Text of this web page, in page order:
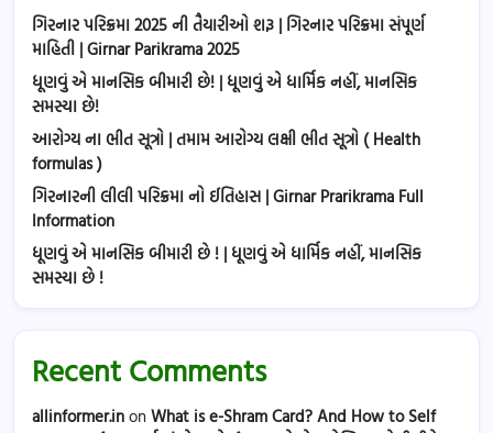
ગિરનાર પરિક્રમા 2025 ની તૈયારીઓ શરૂ | ગિરનાર પરિક્રમા સંપૂર્ણ
માહિતી | Girnar Parikrama 2025
ધૂણવું એ માનસિક બીમારી છે! | ધૂણવું એ ધાર્મિક નહીં, માનસિક
સમસ્યા છે!
આરોગ્ય ના ભીત સૂત્રો | તમામ આરોગ્ય લક્ષી ભીત સૂત્રો ( Health
formulas )
ગિરનારની લીલી પરિક્રમા નો ઈતિહાસ | Girnar Prarikrama Full
Information
ધૂણવું એ માનસિક બીમારી છે ! | ધૂણવું એ ધાર્મિક નહીં, માનસિક
સમસ્યા છે !
Recent Comments
allinformer.inon What is e-Shram Card? And How to Self